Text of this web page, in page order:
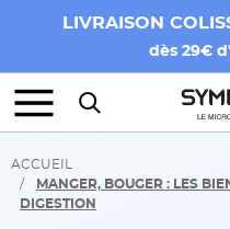
LIVRAISON
dès 29€
ACCUEIL
MANGER, BOUGER : LES
DIGESTION